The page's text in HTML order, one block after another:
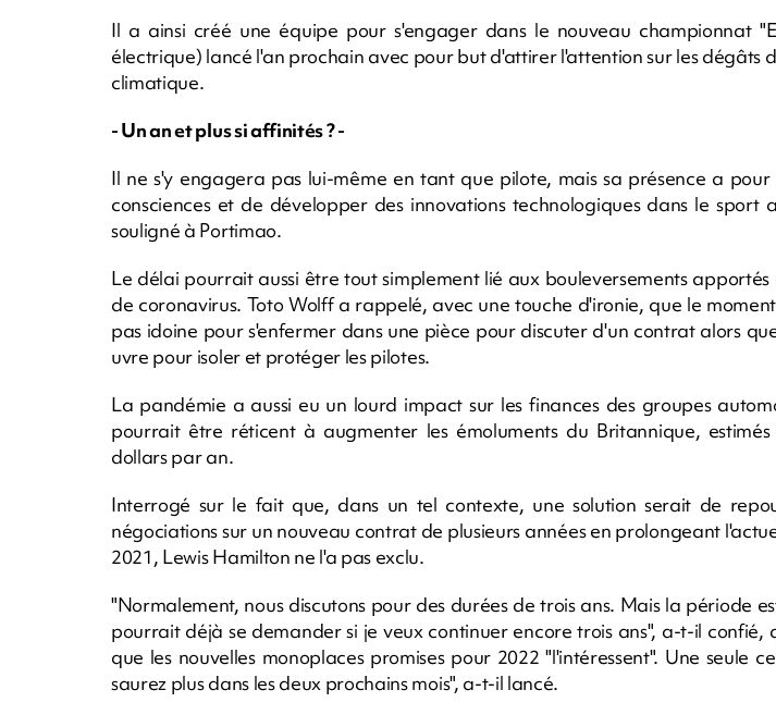
Il a ainsi créé une équipe pour s'engager dans le nouveau championnat
électrique) lancé l'an prochain avec pour but d'attirer l'attention sur les dégâts
climatique.
- Un an et plus si affinités ? -
Il ne s'y engagera pas lui-même en tant que pilote, mais sa présence a pour
consciences et de développer des innovations technologiques dans le sport
souligné à Portimao.
Le délai pourrait aussi être tout simplement lié aux bouleversements
de coronavirus. Toto Wolff a rappelé, avec une touche d'ironie, que le
pas idoine pour s'enfermer dans une pièce pour discuter d'un contrat alors
uvre pour isoler et protéger les pilotes.
La pandémie a aussi eu un lourd impact sur les finances des groupes
pourrait être réticent à augmenter les émoluments du Britannique,
dollars par an.
Interrogé sur le fait que, dans un tel contexte, une solution serait de
négociations sur un nouveau contrat de plusieurs années en prolongeant
2021, Lewis Hamilton ne l'a pas exclu.
"Normalement, nous discutons pour des durées de trois ans. Mais la période
pourrait déjà se demander si je veux continuer encore trois ans", a-t-il confié,
que les nouvelles monoplaces promises pour 2022 "l'intéressent". Une seule
saurez plus dans les deux prochains mois", a-t-il lancé.